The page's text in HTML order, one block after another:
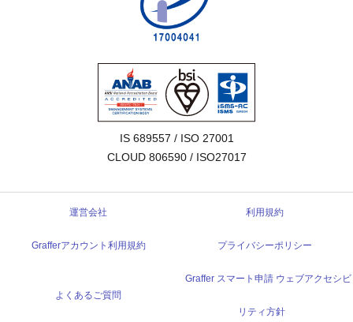
IS 689557 / ISO 27001
CLOUD 806590 / ISO27017
運営会社 利用規約
Grafferアカウント利用規約 プライバシーポリシー
よくあるご質問
Graffer スマート申請 ウェブアクセシビ
リティ方針